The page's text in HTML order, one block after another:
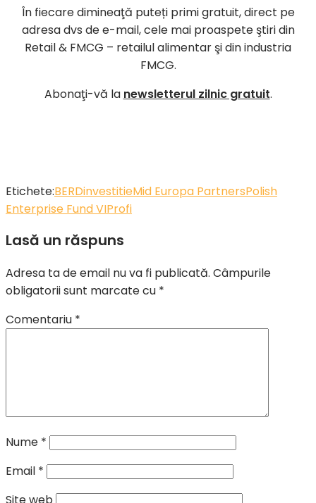
În fiecare dimineaţă puteți primi gratuit, direct pe
adresa dvs de e-mail, cele mai proaspete ştiri din
Retail & FMCG – retailul alimentar şi din industria
FMCG.
Abonaţi-vă la newsletterul zilnic gratuit.
Etichete:BERDinvestitieMid Europa PartnersPolish
Enterprise Fund VIProfi
Lasă un răspuns
Adresa ta de email nu va fi publicată. Câmpurile
obligatorii sunt marcate cu *
Comentariu *
Nume *
Email *